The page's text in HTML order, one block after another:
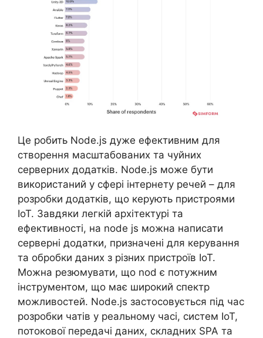
Це робить Node.js дуже ефективним для
створення масштабованих та чуйних
серверних додатків. Node.js може бути
використаний у сфері інтернету речей – для
розробки додатків, що керують пристроями
IoT. Завдяки легкій архітектурі та
ефективності, на node js можна написати
серверні додатки, призначені для керування
та обробки даних з різних пристроїв IoT.
Можна резюмувати, що nod є потужним
інструментом, що має широкий спектр
можливостей. Node.js застосовується під час
розробки чатів у реальному часі, систем IoT,
потокової передачі даних, складних SPA та